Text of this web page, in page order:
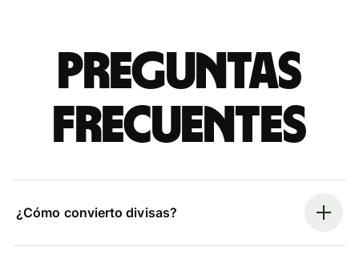
Preguntas
frecuentes
¿Cómo convierto divisas?